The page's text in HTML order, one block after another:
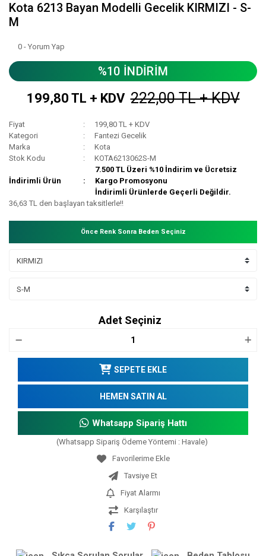
Kota 6213 Bayan Modelli Gecelik KIRMIZI - S-
M
0 - Yorum Yap
%10 İNDİRİM
199,80 TL + KDV 222,00 TL + KDV
Fiyat
199,80 TL + KDV
Kategori
Fantezi Gecelik
Marka
Kota
Stok Kodu
KOTA6213062S-M
İndirimli Ürün
7.500 TL Üzeri %10 İndirim ve Ücretsiz
Kargo Promosyonu
İndirimli Ürünlerde Geçerli Değildir.
36,63 TL den başlayan taksitlerle!!
Önce Renk Sonra Beden Seçiniz
Adet Seçiniz
SEPETE EKLE
HEMEN SATIN AL
Whatsapp Sipariş Hattı
(Whatsapp Sipariş Ödeme Yöntemi : Havale)
Tavsiye Et
Fiyat Alarmı
Karşılaştır